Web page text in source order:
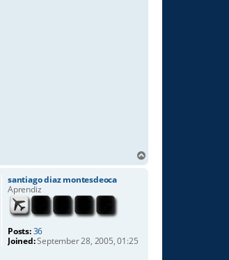
santiago diaz montesdeoca
Aprendiz
Posts:36
Joined:September 28, 2005, 01:25